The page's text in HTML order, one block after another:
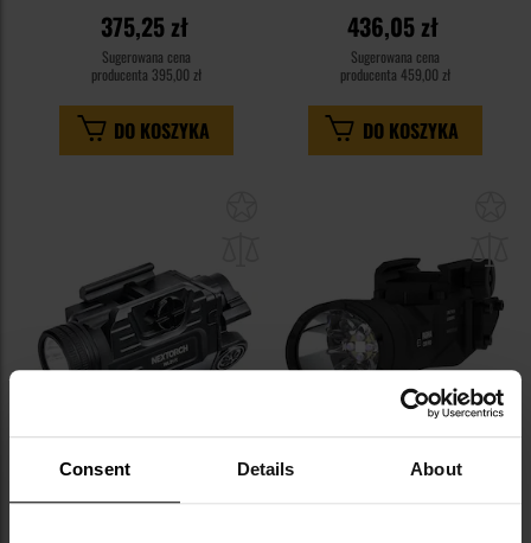
Consent Details About
375,25 zł
Sugerowana cena
producenta 395,00 zł
DO KOSZYKA
436,05 zł
Sugerowana cena
producenta 459,00 zł
DO KOSZYKA
Latarka na broń z celownikiem
laserowym Nextorch WL21R -
Latarka na broń Armytek Parma